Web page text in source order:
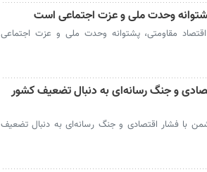
وحدت ملی و عزت اجتماعی است
مقاومتی، پشتوانه وحدت ملی و عزت اجتماعی
و جنگ رسانه‌ای به دنبال تضعیف کشور
با فشار اقتصادی و جنگ رسانه‌ای به دنبال تضعیف